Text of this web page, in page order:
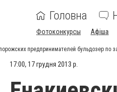
Головна
Фотоконкурсы Афіша
предпринимателей бульдозер по
17:00, 17 грудня 2013 р.